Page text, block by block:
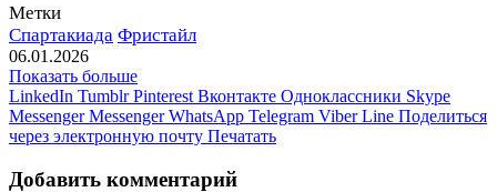
Метки
Спартакиада Фристайл
06.01.2026
Показать больше
LinkedIn Tumblr Pinterest Вконтакте Одноклассники Skype
Messenger Messenger WhatsApp Telegram Viber Line Поделиться
через электронную почту Печатать
Добавить комментарий